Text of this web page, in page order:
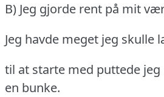
B) Jeg gjorde rent på mit
Jeg havde meget jeg skulle
til at starte med puttede
en bunke.